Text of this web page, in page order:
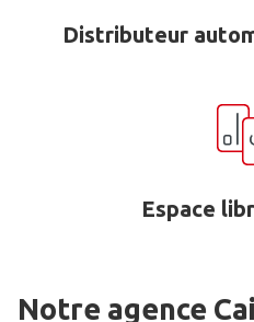
Distributeur
Espace
Notre agence